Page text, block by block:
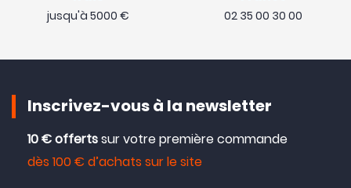
jusqu'à 5000 € 02 35 00 30 00
Inscrivez-vous à la newsletter
10 € offertssur votre première commande
dès 100 € d’achats sur le site